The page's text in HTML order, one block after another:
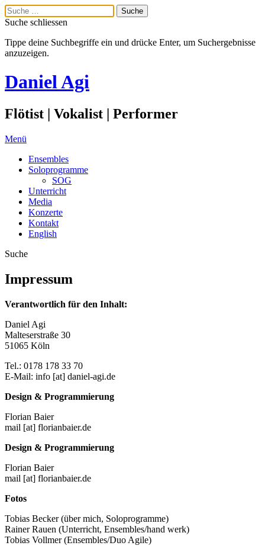
Suche schliessen
Tippe deine Suchbegriffe ein und drücke Enter, um Suchergebnisse
anzuzeigen.
Daniel Agi
Flötist | Vokalist | Performer
Menü
Ensembles
Soloprogramme
SOG
Unterricht
Media
Konzerte
Kontakt
English
Suche
Impressum
Verantwortlich für den Inhalt:
Daniel Agi
Malteserstraße 30
51065 Köln
Tel.: 0178 178 33 70
E-Mail: info [at] daniel-agi.de
Design & Programmierung
Florian Baier
mail [at] florianbaier.de
Design & Programmierung
Florian Baier
mail [at] florianbaier.de
Fotos
Tobias Becker (über mich, Soloprogramme)
Rainer Rauen (Unterricht, Ensembles/hand werk)
Tobias Vollmer (Ensembles/Duo Agile)